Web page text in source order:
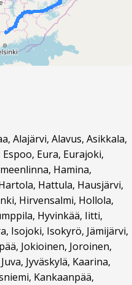
Alajärvi, Alavus, Asikkala,
Eura, Eurajoki,
Hamina,
Hattula, Hausjärvi,
Hirvensalmi, Hollola,
Hyvinkää, Iitti,
Isojoki, Isokyrö, Jämijärvi,
Jokioinen, Joroinen,
Jyväskylä, Kaarina,
Kankaanpää,